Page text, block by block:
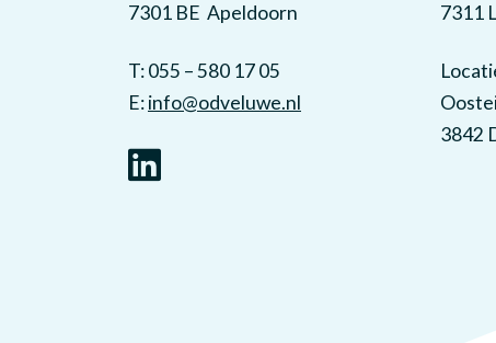
7301 BE Apeldoorn
T: 055 – 580 17 05
E:info@odveluwe.nl
7311
3842